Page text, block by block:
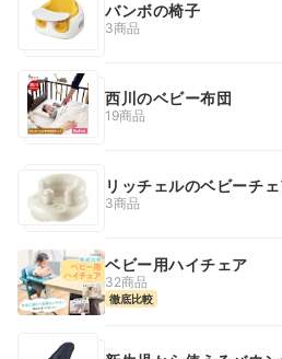
バンボの椅子
3商品
西川のベビー布団
19商品
リッチェルのベビーチ
3商品
ベビー用ハイチェア
32商品
徹底比較